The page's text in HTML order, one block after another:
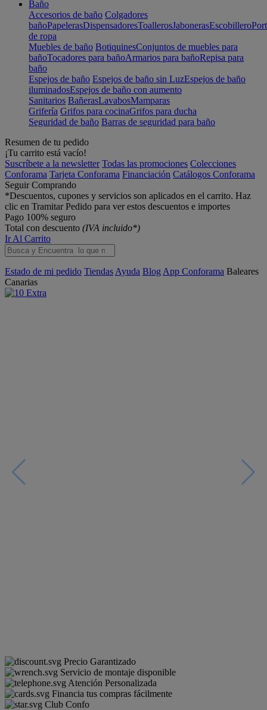
Baño
Accesorios de baño Colgadores
bañoPapelerasDispensadoresToallerosJabonerasEscobillero
de ropa
Muebles de baño BotiquinesConjuntos de muebles para
bañoTocadores para bañoArmarios para bañoRepisa para
baño
Espejos de baño Espejos de baño sin LuzEspejos de baño
iluminadosEspejos de baño con aumento
Sanitarios BañerasLavabosMamparas
Grifería Grifos para cocinaGrifos para ducha
Seguridad de baño Barras de seguridad para baño
Resumen de tu pedido
¡Tu carrito está vacío!
Suscríbete a la newsletter Todas las promociones Colecciones
Conforama Tarjeta Conforama Financiación Catálogos Conforama
Seguir Comprando
*Descuentos, cupones y servicios son aplicados en el carrito. Haz
clic en Tramitar Pedido para ver estos descuentos e importes
Pago 100% seguro
Total con descuento (IVA incluido*)
Ir Al Carrito
Estado de mi pedido Tiendas Ayuda Blog App Conforama Baleares
Canarias
Precio Garantizado
Servicio de montaje disponible
Atención Personalizada
Financia tus compras fácilmente
Club Confo